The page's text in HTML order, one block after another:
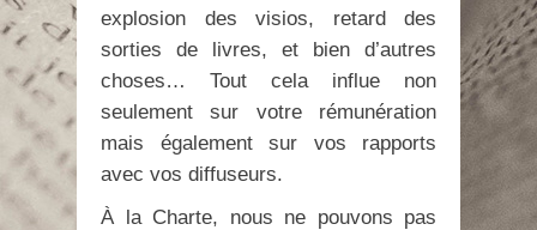
explosion des visios, retard des
sorties de livres, et bien d’autres
choses… Tout cela influe non
seulement sur votre rémunération
mais également sur vos rapports
avec vos diffuseurs.
À la Charte, nous ne pouvons pas